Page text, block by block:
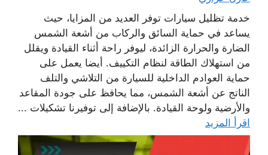
خدمة تظليل سيارات توفر العديد من المزايا، حيث
يساعد في حماية السائق والركاب من أشعة الشمس
الضارة والحرارة الزائدة، ليوفر راحة أثناء القيادة ويقلل
من استهلاك الطاقة لنظام التكييف. أيضا يعمل على
حماية العوادم الداخلية للسيارة من التلاشي والتلف
الناتج عن أشعة الشمس، مما يحافظ على جودة المقاعد
والأرضية ولوحة القيادة. بالإضافة إلى توفيرنا تشكيلات ...
اقرأ المزيد